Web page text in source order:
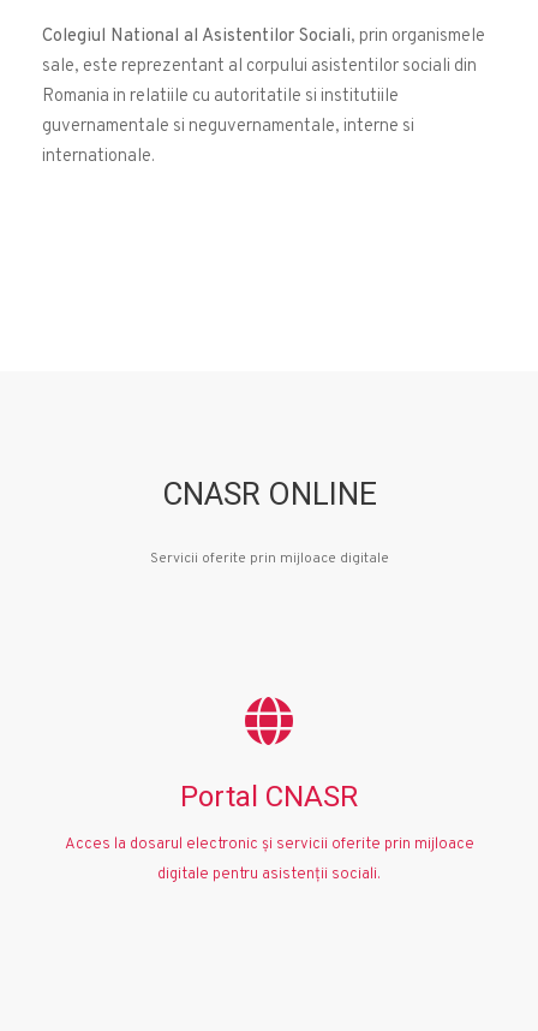
Colegiul National al Asistentilor Sociali, prin organismele
sale, este reprezentant al corpului asistentilor sociali din
Romania in relatiile cu autoritatile si institutiile
guvernamentale si neguvernamentale, interne si
internationale.
CNASR ONLINE
Servicii oferite prin mijloace digitale
Portal CNASR
Acces la dosarul electronic și servicii oferite prin mijloace
digitale pentru asistenții sociali.